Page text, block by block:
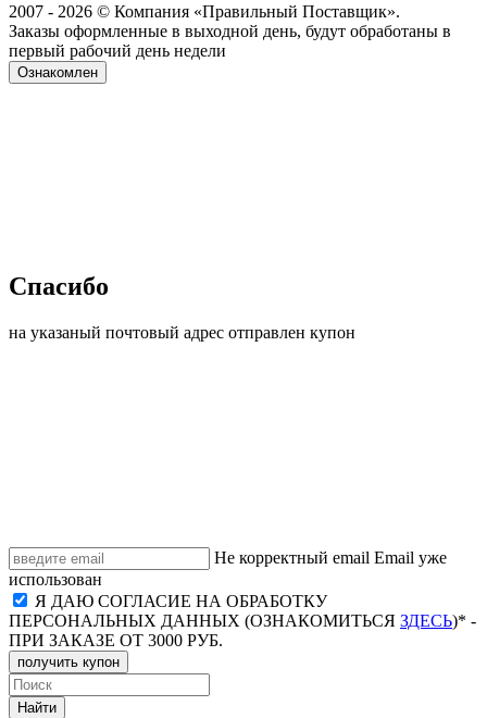
2007 - 2026 © Компания «Правильный Поставщик».
Заказы оформленные в выходной день, будут обработаны в
первый рабочий день недели
Ознакомлен
Спасибо
на указаный почтовый адрес отправлен купон
Не корректный email Email уже
использован
Я ДАЮ СОГЛАСИЕ НА ОБРАБОТКУ
ПЕРСОНАЛЬНЫХ ДАННЫХ (ОЗНАКОМИТЬСЯ ЗДЕСЬ)* -
ПРИ ЗАКАЗЕ ОТ 3000 РУБ.
получить купон
Найти